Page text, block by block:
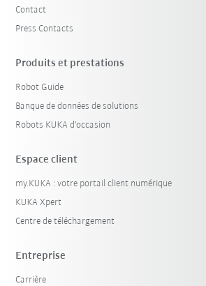
Contact
Press Contacts
Produits et prestations
Robot Guide
Banque de données de solutions
Robots KUKA d'occasion
Espace client
my.KUKA : votre portail client numérique
KUKA Xpert
Centre de téléchargement
Entreprise
Carrière